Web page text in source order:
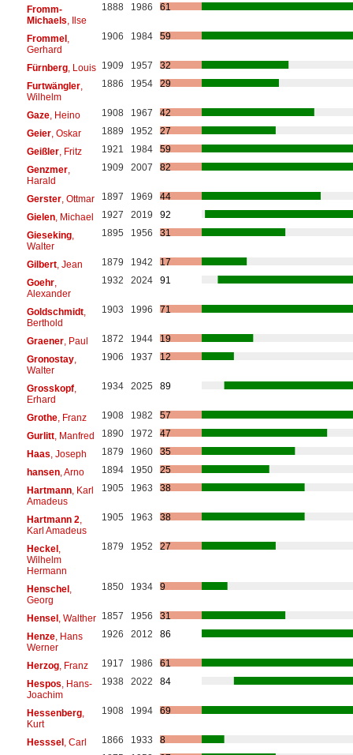
Fromm-
Michaels , Ilse
1888 1986 61
Frommel,
Gerhard
1906 1984 59
Fürnberg, Louis 1909 1957
32
Furtwängler,
Wilhelm
1886 1954 29
Gaze, Heino 1908 1967
42
Geier, Oskar 1889 1952
27
Geißler, Fritz 1921 1984
59
Genzmer,
Harald
1909 2007 82
Gerster, Ottmar 1897 1969
44
Gielen, Michael 1927 2019
92
Gieseking,
Walter
1895 1956 31
Gilbert, Jean 1879 1942
17
Goehr,
Alexander
1932 2024 91
Goldschmidt,
Berthold
1903 1996 71
Graener, Paul 1872 1944
19
Gronostay,
Walter
1906 1937 12
Grosskopf,
Erhard
1934 2025 89
Grothe, Franz 1908 1982
57
Gurlitt, Manfred 1890 1972
47
Haas , Joseph 1879 1960
35
hansen, Arno 1894 1950
25
Hartmann, Karl
Amadeus
1905 1963 38
Hartmann 2
Karl Amadeus
1905 1963 38
Heckel,
Wilhelm
Hermann
1879 1952 27
Henschel,
Georg
1850 1934 9
Hensel, Walther 1857 1956
31
Henze, Hans
Werner
1926 2012 86
Herzog, Franz 1917 1986
61
Hespos , Hans-
Joachim
1938 2022 84
Hessenberg,
Kurt
1908 1994 69
Hesssel, Carl 1866 1933
8